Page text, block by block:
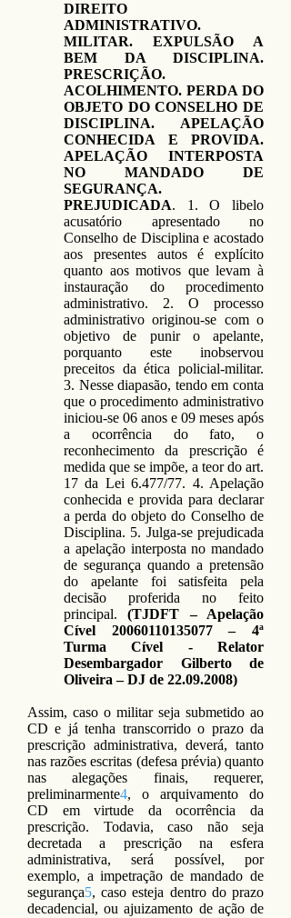
DIREITO
ADMINISTRATIVO.
MILITAR. EXPULSÃO A
BEM DA DISCIPLINA.
PRESCRIÇÃO.
ACOLHIMENTO. PERDA DO
OBJETO DO CONSELHO DE
DISCIPLINA. APELAÇÃO
CONHECIDA E PROVIDA.
APELAÇÃO INTERPOSTA
NO MANDADO DE
SEGURANÇA.
PREJUDICADA. 1. O libelo
acusatório apresentado no
Conselho de Disciplina e acostado
aos presentes autos é explícito
quanto aos motivos que levam à
instauração do procedimento
administrativo. 2. O processo
administrativo originou-se com o
objetivo de punir o apelante,
porquanto este inobservou
preceitos da ética policial-militar.
3. Nesse diapasão, tendo em conta
que o procedimento administrativo
iniciou-se 06 anos e 09 meses após
a ocorrência do fato, o
reconhecimento da prescrição é
medida que se impõe, a teor do art.
17 da Lei 6.477/77. 4. Apelação
conhecida e provida para declarar
a perda do objeto do Conselho de
Disciplina. 5. Julga-se prejudicada
a apelação interposta no mandado
de segurança quando a pretensão
do apelante foi satisfeita pela
decisão proferida no feito
principal.(TJDFT – Apelação
Cível 20060110135077– 4ª
Turma Cível - Relator
Desembargador Gilberto de
Oliveira – DJ de 22.09.2008)
Assim, caso o militar seja submetido ao
CD e já tenha transcorrido o prazo da
prescrição administrativa, deverá, tanto
nas razões escritas (defesa prévia) quanto
nas alegações finais, requerer,
preliminarmente4, o arquivamento do
CD em virtude da ocorrência da
prescrição. Todavia, caso não seja
decretada a prescrição na esfera
administrativa, será possível, por
exemplo, a impetração de mandado de
segurança5, caso esteja dentro do prazo
decadencial, ou ajuizamento de ação de